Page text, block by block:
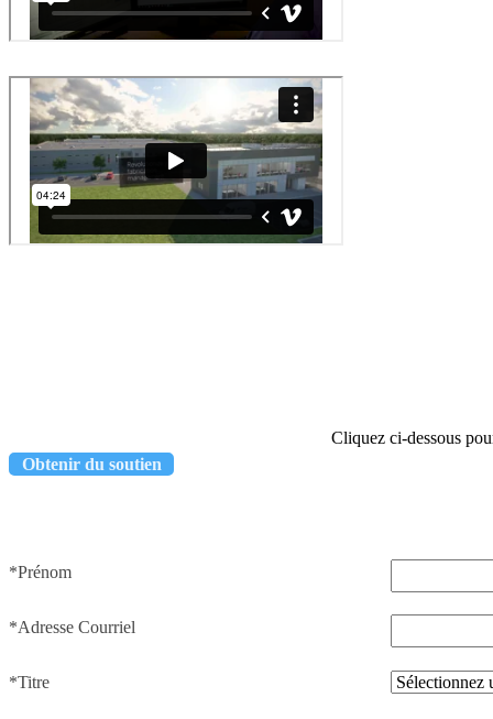
Cliquez ci-dessous
Obtenir du soutien
*Prénom
*Adresse Courriel
*Titre